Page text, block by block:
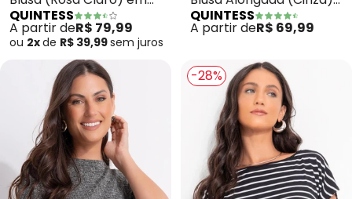
Crepe Plano
QUINTESS
A partir deR$ 79,99
ou 2xde R$ 39,99sem juros
com Decote V
QUINTESS
A partir deR$ 69,99
-28%